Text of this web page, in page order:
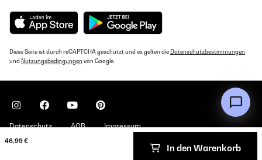
46,99 €
In den Warenkorb
Diese Seite ist durch reCAPTCHA geschützt und es gelten die Datenschutzbestimmungen
und Nutzungsbedingungen von Google.
Datenschutz AGB Impressum
Copyright © 2026 Klarstein. All rights reserved